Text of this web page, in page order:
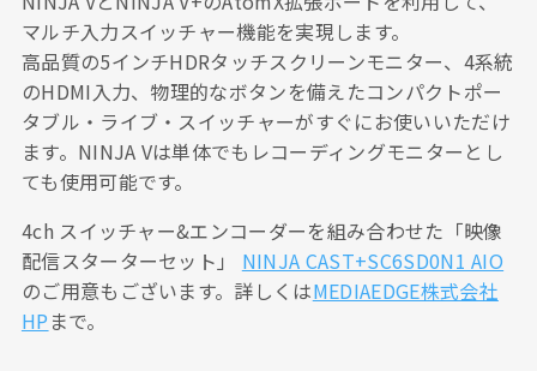
マルチ入力スイッチャー機能を実現します。
高品質の5インチHDRタッチスクリーンモニター、4系統
のHDMI入力、物理的なボタンを備えたコンパクトポー
タブル・ライブ・スイッチャーがすぐにお使いいただけ
ます。NINJA Vは単体でもレコーディングモニターとし
ても使用可能です。
4ch スイッチャー&エンコーダーを組み合わせた「映像
配信スターターセット」 NINJA CAST+SC6SD0N1 AIO
のご用意もございます。詳しくはMEDIAEDGE株式会社
HP まで。